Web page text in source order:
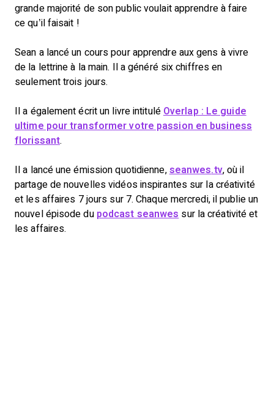
grande majorité de son public voulait apprendre à faire
ce qu’il faisait !
Sean a lancé un cours pour apprendre aux gens à vivre
de la lettrine à la main. Il a généré six chiffres en
seulement trois jours.
Il a également écrit un livre intitulé Overlap : Le guide
ultime pour transformer votre passion en business
florissant.
Il a lancé une émission quotidienne, seanwes.tv, où il
partage de nouvelles vidéos inspirantes sur la créativité
et les affaires 7 jours sur 7. Chaque mercredi, il publie un
nouvel épisode du podcast seanwes sur la créativité et
les affaires.